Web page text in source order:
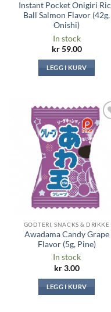
Instant Pocket Onigiri
Ball Salmon Flavor (42g,
Onishi)
In stock
kr59.00
LEGG I KURV
Legg til
GODTERI, SNACKS & DRIKKE
Awadama Candy Grape
Flavor (5g, Pine)
In stock
kr3.00
LEGG I KURV